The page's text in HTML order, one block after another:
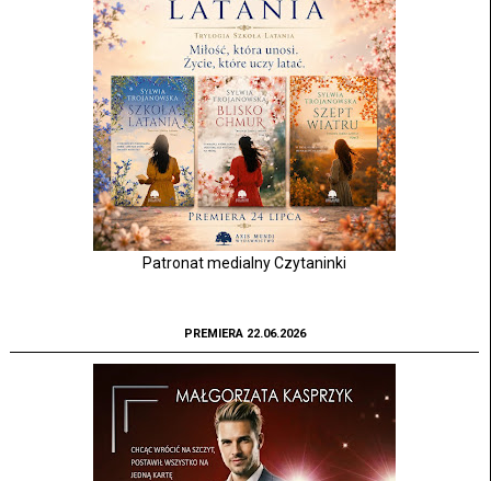
Patronat medialny Czytaninki
PREMIERA 22.06.2026